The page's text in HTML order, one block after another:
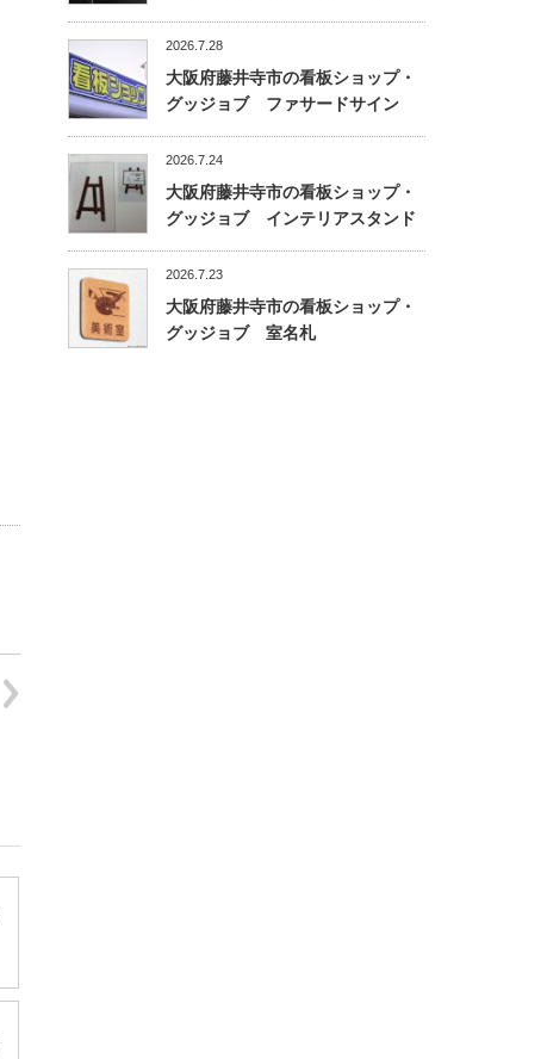
2026.7.28
大阪府藤井寺市の看板ショップ・
グッジョブ ファサードサイン
2026.7.24
大阪府藤井寺市の看板ショップ・
グッジョブ インテリアスタンド
2026.7.23
大阪府藤井寺市の看板ショップ・
グッジョブ 室名札